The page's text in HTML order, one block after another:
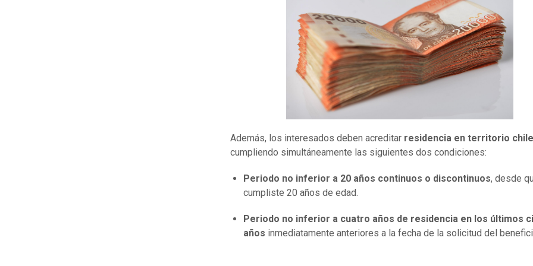
Además, los interesados deben acreditar residencia en territorio
cumpliendo simultáneamente las siguientes dos condiciones:
Periodo no inferior a 20 años continuos o discontinuos, desde
cumpliste 20 años de edad.
Periodo no inferior a cuatro años de residencia en los últimos
años inmediatamente anteriores a la fecha de la solicitud del